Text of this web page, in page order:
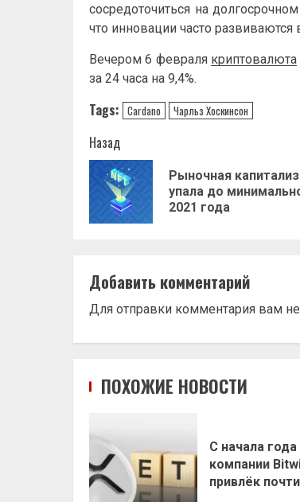
сосредоточиться на
что инновации часто
Вечером 6 февраля криптовалюта
за 24 часа на 9,4%.
Tags: Cardano Чарльз Хоскинсон
Навигация
записи
Назад
Рыночная
упала до
2021 года
Добавить комментарий
Для отправки комментария вам
ПОХОЖИЕ НОВОСТИ
С начала года
компании
привлёк